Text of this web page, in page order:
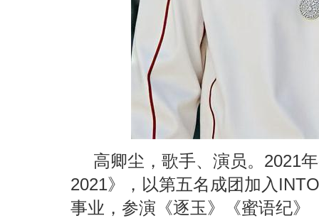
高卿尘，歌手、演员。2021
2021》，以第五名成团加入
事业，参演《逐玉》《蜜语纪》